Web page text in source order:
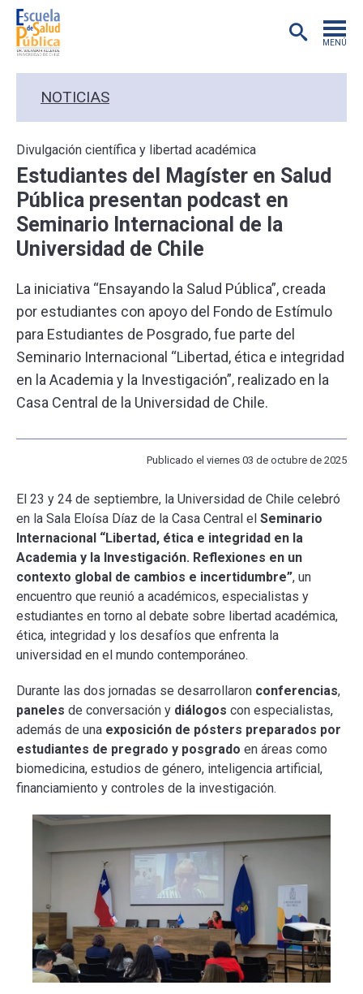
MENÚ
EXTENSIÓN
EDUCACIÓN CONTINUA
PUBLICACIONES
ACADÉMICOS
ESCUELA
PLATAFORMA EDUCATIVA
NOTICIAS
Divulgación científica y libertad académica
Estudiantes del Magíster en Salud
Pública presentan podcast en
Seminario Internacional de la
Universidad de Chile
La iniciativa “Ensayando la Salud Pública”, creada
por estudiantes con apoyo del Fondo de Estímulo
para Estudiantes de Posgrado, fue parte del
Seminario Internacional “Libertad, ética e integridad
en la Academia y la Investigación”, realizado en la
Casa Central de la Universidad de Chile.
Publicado el viernes 03 de octubre de 2025
El 23 y 24 de septiembre, la Universidad de Chile celebró
en la Sala Eloísa Díaz de la Casa Central el Seminario
Internacional “Libertad, ética e integridad en la
Academia y la Investigación. Reflexiones en un
contexto global de cambios e incertidumbre”, un
encuentro que reunió a académicos, especialistas y
estudiantes en torno al debate sobre libertad académica,
ética, integridad y los desafíos que enfrenta la
universidad en el mundo contemporáneo.
Durante las dos jornadas se desarrollaron conferencias,
paneles de conversación y diálogos con especialistas,
además de una exposición de pósters preparados por
estudiantes de pregrado y posgrado en áreas como
biomedicina, estudios de género, inteligencia artificial,
financiamiento y controles de la investigación.